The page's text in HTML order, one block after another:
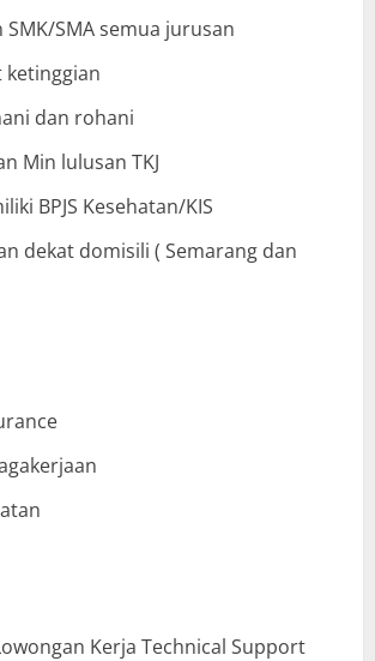
SMK/SMA semua jurusan
ketinggian
dan rohani
Min lulusan TKJ
BPJS Kesehatan/KIS
dekat domisili ( Semarang dan
Kerja Technical Support